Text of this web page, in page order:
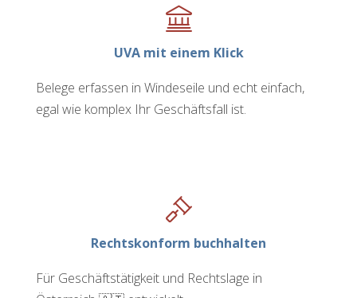
UVA mit einem Klick
Belege erfassen in Windeseile und echt einfach,
egal wie komplex Ihr Geschäftsfall ist.
Rechtskonform buchhalten
Für Geschäftstätigkeit und Rechtslage in